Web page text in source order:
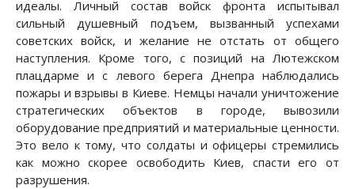
идеалы. Личный состав войск фронта испытывал
сильный душевный подъем, вызванный успехами
советских войск, и желание не отстать от общего
наступления. Кроме того, с позиций на Лютежском
плацдарме и с левого берега Днепра наблюдались
пожары и взрывы в Киеве. Немцы начали уничтожение
стратегических объектов в городе, вывозили
оборудование предприятий и материальные ценности.
Это вело к тому, что солдаты и офицеры стремились
как можно скорее освободить Киев, спасти его от
разрушения.